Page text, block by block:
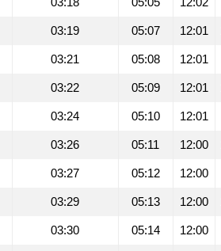
03:19 05:07 12:01
03:21 05:08 12:01
03:22 05:09 12:01
03:24 05:10 12:01
03:26 05:11 12:00
03:27 05:12 12:00
03:29 05:13 12:00
03:30 05:14 12:00